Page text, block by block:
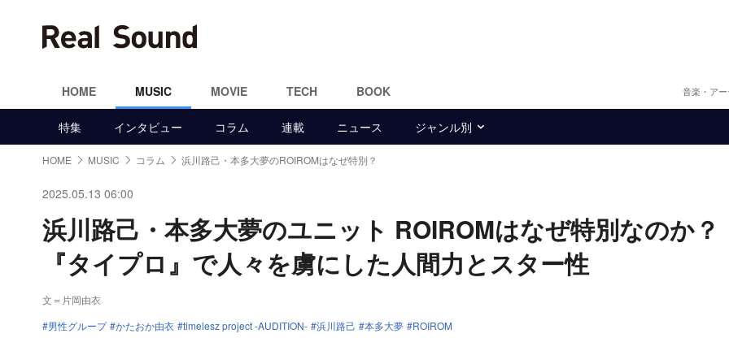
HOME MUSIC MOVIE TECH BOOK 音楽・ア
特集 インタビュー コラム 連載 ニュース ジャンル別
HOME MUSIC コラム 浜川路己・本多大夢のROIROMはなぜ特別？
2025.05.13 06:00
浜川路己・本多大夢のユニット ROIROMはなぜ特別なのか
『タイプロ』で人々を虜にした人間力とスター性
文＝片岡由衣
男性グループ
かたおか由衣 timelesz project -AUDITION- 浜川路己 本多大夢 ROIROM